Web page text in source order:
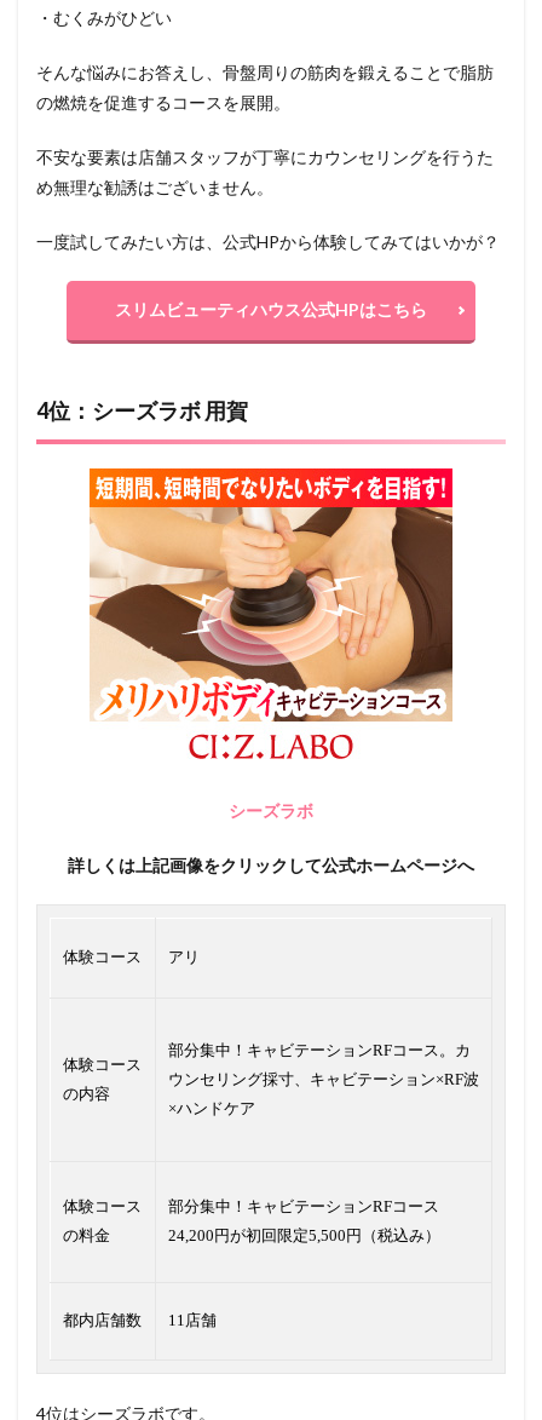
・むくみがひどい
そんな悩みにお答えし、骨盤周りの筋肉を鍛えることで脂肪
の燃焼を促進するコースを展開。
不安な要素は店舗スタッフが丁寧にカウンセリングを行うた
め無理な勧誘はございません。
一度試してみたい方は、公式HPから体験してみてはいかが？
スリムビューティハウス公式HPはこちら
4位：シーズラボ 用賀
シーズラボ
詳しくは上記画像をクリックして公式ホームページへ
体験コース アリ
体験コース
の内容
部分集中！キャビテーションRFコース。カ
ウンセリング採寸、キャビテーション×RF波
×ハンドケア
体験コース
の料金
部分集中！キャビテーションRFコース
24,200円が初回限定5,500円（税込み）
都内店舗数 11店舗
4位はシーズラボです。